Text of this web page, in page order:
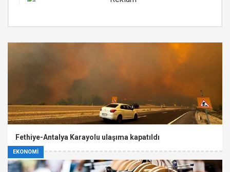
EKONOMİ
Fethiye-Antalya Karayolu ulaşıma kapatıldı